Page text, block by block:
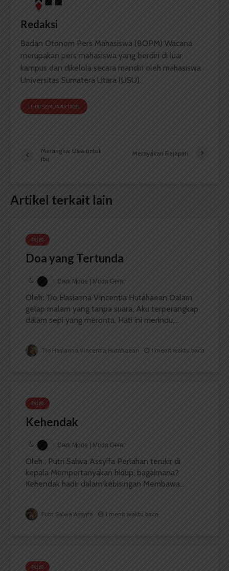
Redaksi
Badan Otonom Pers Mahasiswa (BOPM) Wacana
merupakan pers mahasiswa yang berdiri di luar
kampus dan dikelola secara mandiri oleh mahasiswa
Universitas Sumatera Utara (USU).
LIHAT SEMUA ARTIKEL
Merangkai Usia untuk
Ibu
Merayakan Rajapati
Artikel terkait lain
PUISI
Doa yang Tertunda
Dark Mode | Moda Gelap
Oleh: Tio Hasianna Vincentia Hutahaean Dalam
gelap malam yang tanpa suara, Aku terperangkap
dalam sepi yang meronta, Hati ini merindu,...
Tio Hasianna Vincentia Hutahaean 1 menit waktu baca
PUISI
Kehendak
Dark Mode | Moda Gelap
Oleh : Putri Salwa Assyifa Perlahan terukir di
kepala Mempertanyakan hidup, bagaimana?
Kehendak hadir dalam kebisingan Membawa...
Putri Salwa Assyifa 1 menit waktu baca
PUISI